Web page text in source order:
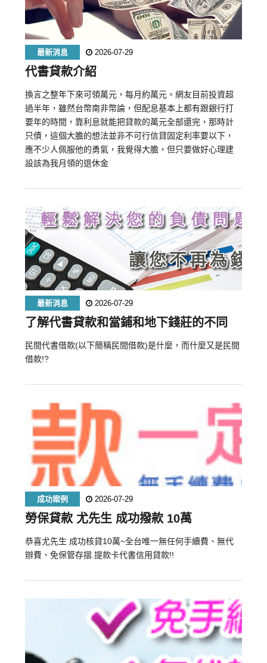
最新消息 2026-07-29
代書貸款介紹
換言之整年下來可領萬元，每月約萬元。網友目前投資超
過半年，雖然台幣南非幣論，但配息基本上都有跟銀行打
要年的時間，靠利息就能把貸款的萬元全部還完，那時計
只債，這個大膽的想法並非不可行信貸固定利率要以下，
應不少人佩服他的勇氣，我覺得大膽，但只要做好心理建
設該為我月領的退休金
最新消息 2026-07-29
了解代書貸款和當鋪和地下錢莊的不同
民間代書借款(以下簡稱民間借款)是什麼，而什麼又是民間
借款!?
成功案例 2026-07-29
勞保貸款 尤先生 成功撥款 10萬
恭喜尤先生 成功核貸10萬~全台唯一無任何手續費、無代
辦費、免保管存摺.提款卡代書信用貸款!!